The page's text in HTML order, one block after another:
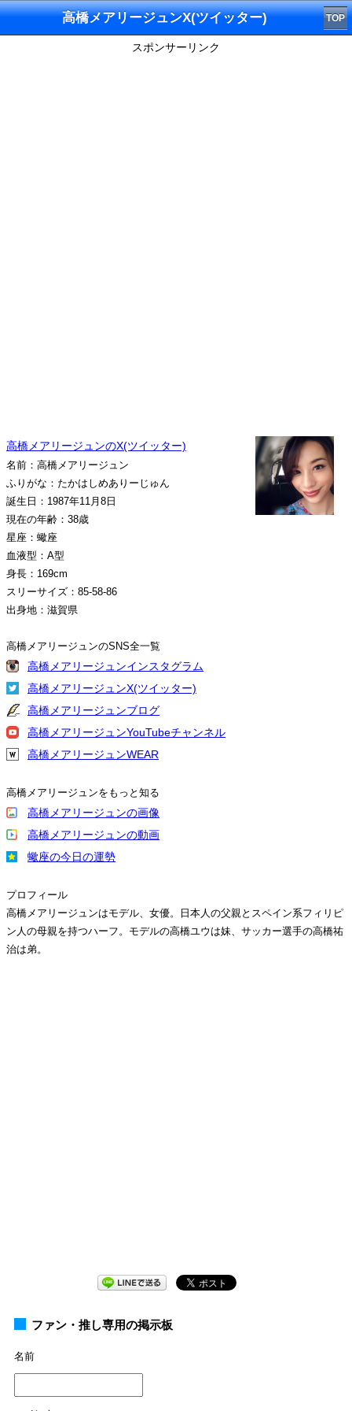
高橋メアリージュンX(ツイッター) TOP
スポンサーリンク
高橋メアリージュンのX(ツイッター)
名前：高橋メアリージュン
ふりがな：たかはしめありーじゅん
誕生日：1987年11月8日
現在の年齢：38歳
星座：蠍座
血液型：A型
身長：169cm
スリーサイズ：85-58-86
出身地：滋賀県
高橋メアリージュンのSNS全一覧
高橋メアリージュンインスタグラム
高橋メアリージュンX(ツイッター)
高橋メアリージュンブログ
高橋メアリージュンYouTubeチャンネル
高橋メアリージュンWEAR
高橋メアリージュンをもっと知る
高橋メアリージュンの画像
高橋メアリージュンの動画
蠍座の今日の運勢
プロフィール
高橋メアリージュンはモデル、女優。日本人の父親とスペイン系フィリピ
ン人の母親を持つハーフ。モデルの高橋ユウは妹、サッカー選手の高橋祐
治は弟。
ファン・推し専用の掲示板
名前